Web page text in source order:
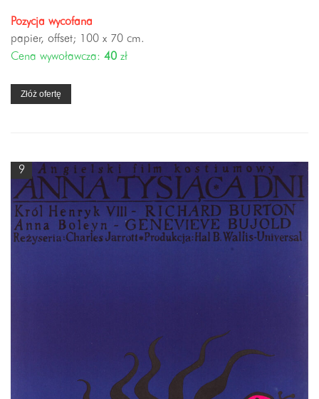
Pozycja wycofana
papier, offset; 100 x 70 cm.
Cena wywoławcza: 40 zł
Złóż ofertę
9